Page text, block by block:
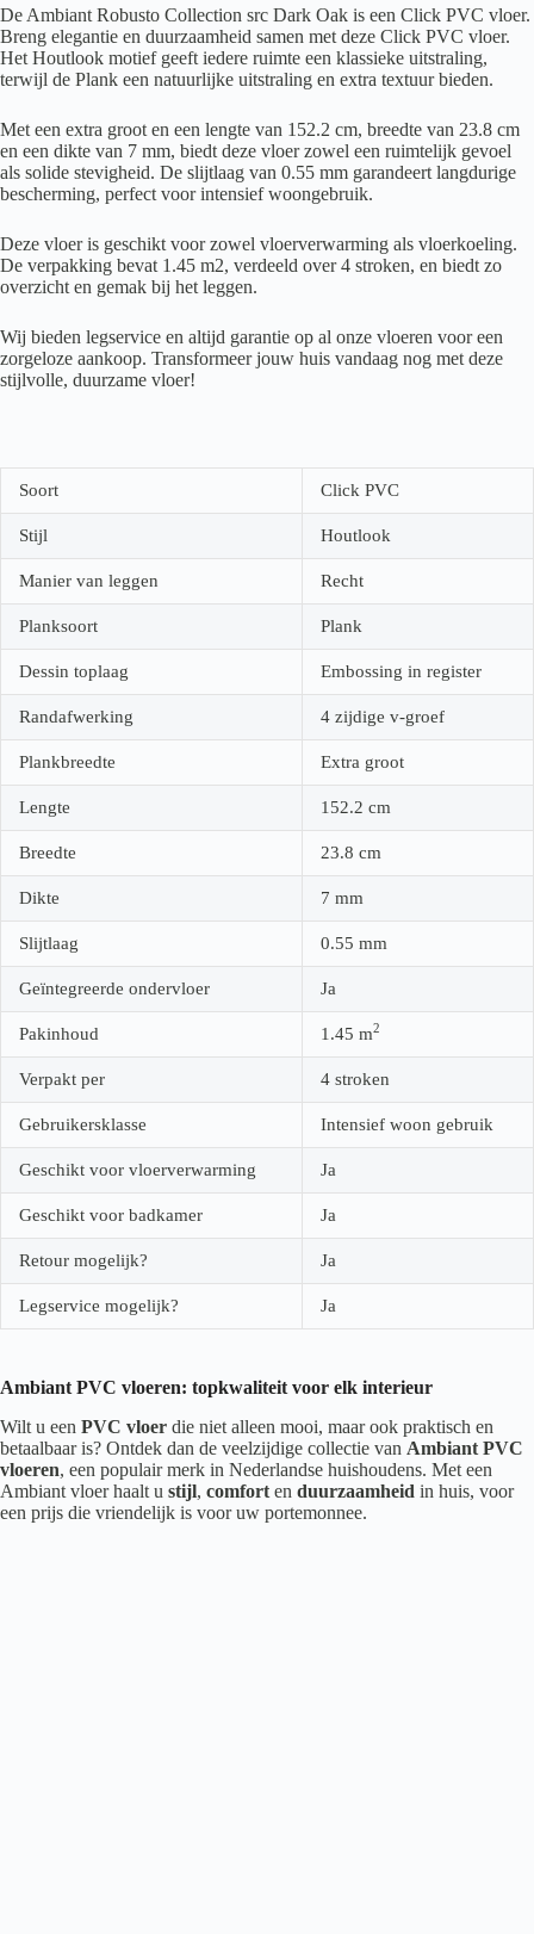
De Ambiant Robusto Collection src Dark Oak is een Click PVC vloer.
Breng elegantie en duurzaamheid samen met deze Click PVC vloer.
Het Houtlook motief geeft iedere ruimte een klassieke uitstraling,
terwijl de Plank een natuurlijke uitstraling en extra textuur bieden.
Met een extra groot en een lengte van 152.2 cm, breedte van 23.8 cm
en een dikte van 7 mm, biedt deze vloer zowel een ruimtelijk gevoel
als solide stevigheid. De slijtlaag van 0.55 mm garandeert langdurige
bescherming, perfect voor intensief woongebruik.
Deze vloer is geschikt voor zowel vloerverwarming als vloerkoeling.
De verpakking bevat 1.45 m2, verdeeld over 4 stroken, en biedt zo
overzicht en gemak bij het leggen.
Wij bieden legservice en altijd garantie op al onze vloeren voor een
zorgeloze aankoop. Transformeer jouw huis vandaag nog met deze
stijlvolle, duurzame vloer!
Soort Click PVC
Stijl Houtlook
Manier van leggen Recht
Planksoort Plank
Dessin toplaag Embossing in register
Randafwerking 4 zijdige v-groef
Plankbreedte Extra groot
Lengte 152.2 cm
Breedte 23.8 cm
Dikte 7 mm
Slijtlaag 0.55 mm
Geïntegreerde ondervloer Ja
Pakinhoud 1.45 m2
Verpakt per 4 stroken
Gebruikersklasse Intensief woon gebruik
Geschikt voor vloerverwarming Ja
Geschikt voor badkamer Ja
Retour mogelijk? Ja
Legservice mogelijk? Ja
Ambiant PVC vloeren: topkwaliteit voor elk interieur
Wilt u een PVC vloer die niet alleen mooi, maar ook praktisch en
betaalbaar is? Ontdek dan de veelzijdige collectie van Ambiant PVC
vloeren, een populair merk in Nederlandse huishoudens. Met een
Ambiant vloer haalt u stijl, comfort en duurzaamheid in huis, voor
een prijs die vriendelijk is voor uw portemonnee.